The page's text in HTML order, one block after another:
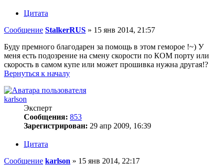
Цитата
Сообщение StalkerRUS » 15 янв 2014, 21:57
Буду премного благодарен за помощь в этом геморое !~) У
меня есть подозрение на смену скорости по КОМ порту или
скорость в самом купе или может прошивка нужна другая!?
Вернуться к началу
karlson
Эксперт
Сообщения: 853
Зарегистрирован: 29 апр 2009, 16:39
Цитата
Сообщение karlson » 15 янв 2014, 22:17